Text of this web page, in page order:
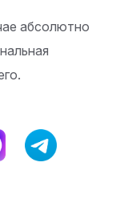
абсолютно